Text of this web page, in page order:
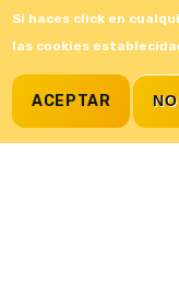
Si haces click en
las cookies
ACEPTAR